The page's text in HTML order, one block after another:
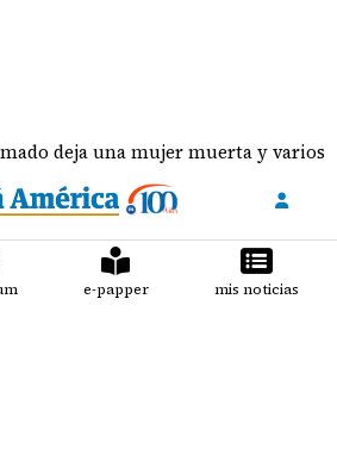
una mujer muerta y varios heridos
e-papper mis noticias